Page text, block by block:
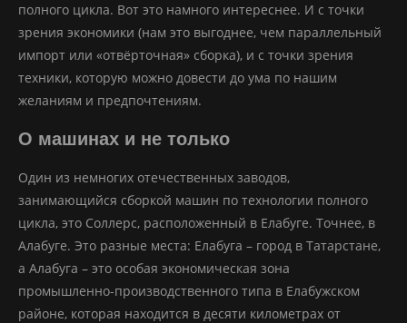
полного цикла. Вот это намного интереснее. И с точки
зрения экономики (нам это выгоднее, чем параллельный
импорт или «отвёрточная» сборка), и с точки зрения
техники, которую можно довести до ума по нашим
желаниям и предпочтениям.
О машинах и не только
Один из немногих отечественных заводов,
занимающийся сборкой машин по технологии полного
цикла, это Соллерс, расположенный в Елабуге. Точнее, в
Алабуге. Это разные места: Елабуга – город в Татарстане,
а Алабуга – это особая экономическая зона
промышленно-производственного типа в Елабужском
районе, которая находится в десяти километрах от